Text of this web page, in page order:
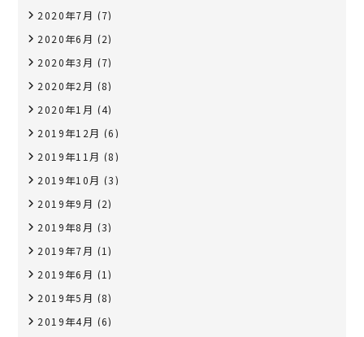
2020年7月 (7)
2020年6月 (2)
2020年3月 (7)
2020年2月 (8)
2020年1月 (4)
2019年12月 (6)
2019年11月 (8)
2019年10月 (3)
2019年9月 (2)
2019年8月 (3)
2019年7月 (1)
2019年6月 (1)
2019年5月 (8)
2019年4月 (6)